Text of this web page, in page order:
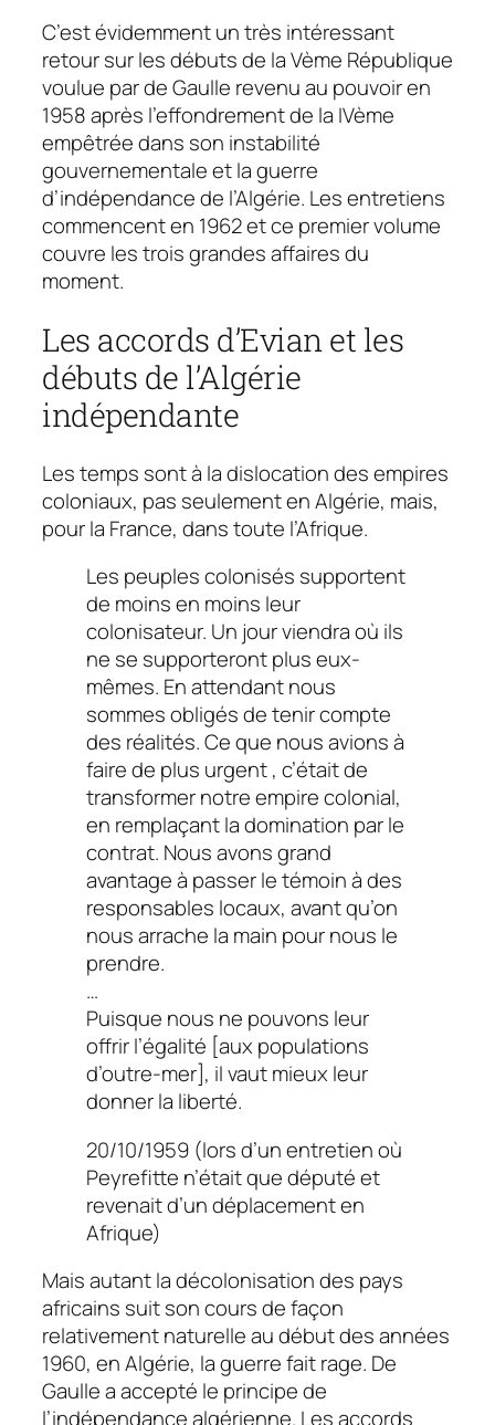
C’est évidemment un très intéressant
retour sur les débuts de la Vème République
voulue par de Gaulle revenu au pouvoir en
1958 après l’effondrement de la IVème
empêtrée dans son instabilité
gouvernementale et la guerre
d’indépendance de l’Algérie. Les entretiens
commencent en 1962 et ce premier volume
couvre les trois grandes affaires du
moment.
Les accords d’Evian et les
débuts de l’Algérie
indépendante
Les temps sont à la dislocation des empires
coloniaux, pas seulement en Algérie, mais,
pour la France, dans toute l’Afrique.
Les peuples colonisés supportent
de moins en moins leur
colonisateur. Un jour viendra où ils
ne se supporteront plus eux-
mêmes. En attendant nous
sommes obligés de tenir compte
des réalités. Ce que nous avions à
faire de plus urgent , c’était de
transformer notre empire colonial,
en remplaçant la domination par le
contrat. Nous avons grand
avantage à passer le témoin à des
responsables locaux, avant qu’on
nous arrache la main pour nous le
prendre.
…
Puisque nous ne pouvons leur
offrir l’égalité [aux populations
d’outre-mer], il vaut mieux leur
donner la liberté.
20/10/1959 (lors d’un entretien où
Peyrefitte n’était que député et
revenait d’un déplacement en
Afrique)
Mais autant la décolonisation des pays
africains suit son cours de façon
relativement naturelle au début des années
1960, en Algérie, la guerre fait rage. De
Gaulle a accepté le principe de
l’indépendance algérienne. Les accords